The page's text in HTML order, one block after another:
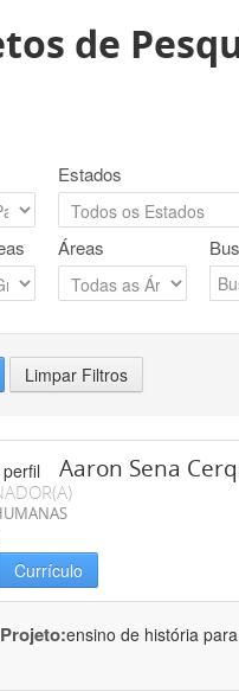
de
Estados
Áreas
Limpar Filtros
Aaron Sena
Currículo
ensino de história